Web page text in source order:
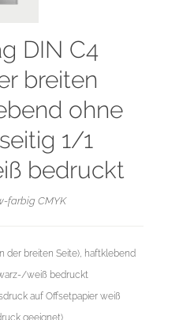
DIN C4
breiten
ohne
1/1
bedruckt
farbig CMYK
der breiten Seite), haftklebend
weiß bedruckt
auf Offsetpapier weiß